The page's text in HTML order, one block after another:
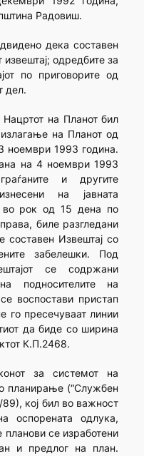
Радовиш.
дека составен
одредбите за
по приговорите од
дел.
на Планот бил
на Планот од
ноември 1993 година.
на 4 ноември 1993
и другите
на јавната
во рок од 15 дена по
биле разгледани
составен Извештај со
забелешки. Под
се содржани
подносителите на
воспостави пристап
го пресечуваат линии
да биде со ширина
К.П.2468.
за системот на
планирање (“Службен
кој бил во важност
оспорената одлука,
планови се изработени
и предлог на план.